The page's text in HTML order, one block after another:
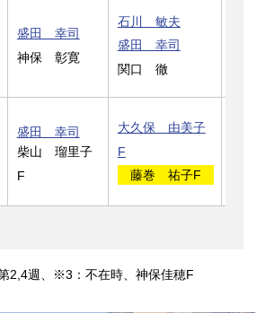
盛田 幸司
神保 彰寛
石川 敏夫
盛田 幸司
関口 徹
盛田 幸司
柴山 瑠里子
F
大久保 由美子
F
藤巻 祐子F
2,4週、※3：不在時、神保佳穂F